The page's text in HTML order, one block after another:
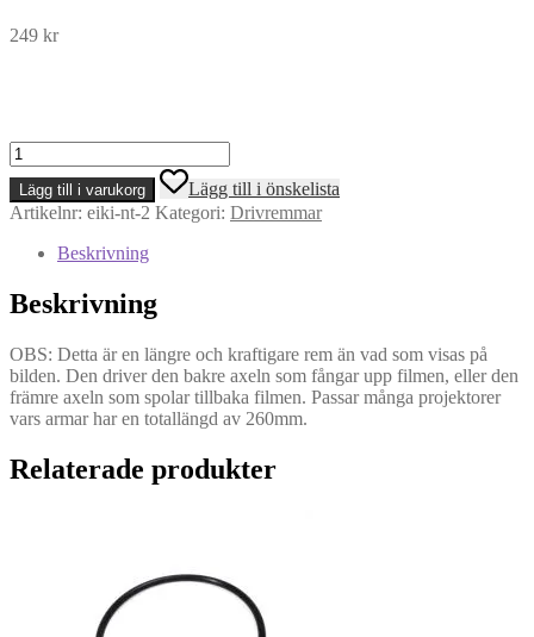
249 kr
Eiki
NT-
mfl
Drivrem
främre
bakre
axelarm
mängd
Lägg till i varukorg
Lägg till i önskelista
Artikelnr: eiki-nt-2 Kategori: Drivremmar
Beskrivning
Beskrivning
OBS: Detta är en längre och kraftigare rem än vad som visas på
bilden. Den driver den bakre axeln som fångar upp filmen, eller den
främre axeln som spolar tillbaka filmen. Passar många projektorer
vars armar har en totallängd av 260mm.
Relaterade produkter